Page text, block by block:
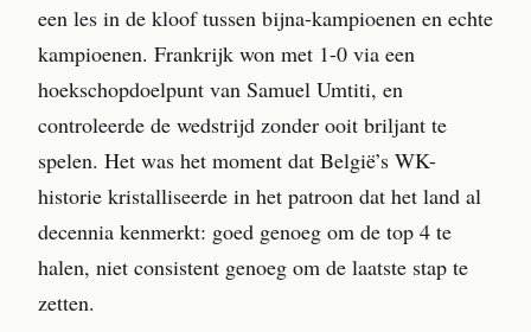
een les in de kloof tussen bijna-kampioenen en echte
kampioenen. Frankrijk won met 1-0 via een
hoekschopdoelpunt van Samuel Umtiti, en
controleerde de wedstrijd zonder ooit briljant te
spelen. Het was het moment dat België’s WK-
historie kristalliseerde in het patroon dat het land al
decennia kenmerkt: goed genoeg om de top 4 te
halen, niet consistent genoeg om de laatste stap te
zetten.